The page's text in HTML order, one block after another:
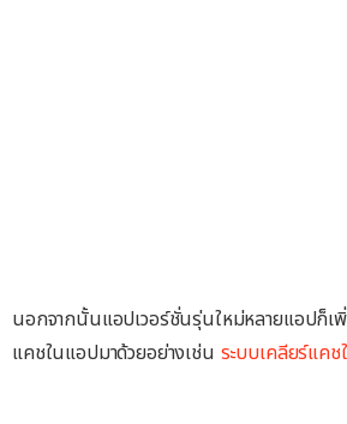
นอกจากนั้นแอปเวอร์ชั่นรุ่นใหม่หลายแอปก็เ
แคชในแอปมาด้วยอย่างเช่น ระบบเคลียร์แค